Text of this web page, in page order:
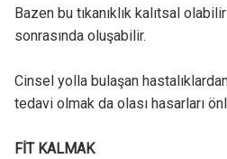
Bazen bu tıkanıklık kalıtsal
sonrasında oluşabilir.
Cinsel yolla bulaşan
tedavi olmak da olası hasarları
FİT KALMAK